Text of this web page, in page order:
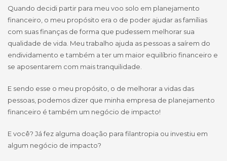
Quando decidi partir para meu voo solo em planejamento
financeiro, o meu propósito era o de poder ajudar as famílias
com suas finanças de forma que pudessem melhorar sua
qualidade de vida. Meu trabalho ajuda as pessoas a saírem do
endividamento e também a ter um maior equilíbrio financeiro e
se aposentarem com mais tranquilidade.
E sendo esse o meu propósito, o de melhorar a vidas das
pessoas, podemos dizer que minha empresa de planejamento
financeiro é também um negócio de impacto!
E você? Já fez alguma doação para filantropia ou investiu em
algum negócio de impacto?